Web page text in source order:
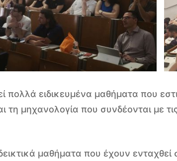
πολλά ειδικευμένα μαθήματα που
μηχανολογία που συνδέονται με
μαθήματα που έχουν